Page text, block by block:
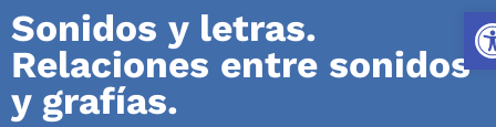
Sonidos y letras.
Relaciones entre sonidos
y grafías.